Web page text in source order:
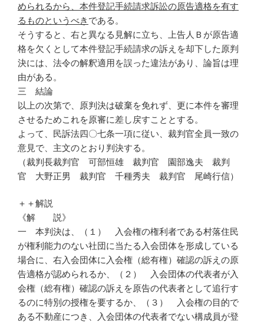
められるから、本件登記手続請求訴訟の原告適格を有す
るものというべき である。
そうすると、右と異なる見解に立ち、上告人Ｂが原告適
格を欠くとして本件登記手続請求の訴えを却下した原判
決には、法令の解釈適用を誤った違法があり、論旨は理
由がある。
三 結論
以上の次第で、原判決は破棄を免れず、更に本件を審理
させるためこれを原審に差し戻すこととする。
よって、民訴法四〇七条一項に従い、裁判官全員一致の
意見で、主文のとおり判決する。
（裁判長裁判官 可部恒雄 裁判官 園部逸夫 裁判
官 大野正男 裁判官 千種秀夫 裁判官 尾崎行信）
＋＋解説
《解 説》
一 本判決は、（１） 入会権の権利者である村落住民
が権利能力のない社団に当たる入会団体を形成している
場合に、右入会団体に入会権（総有権）確認の訴えの原
告適格が認められるか、（２） 入会団体の代表者が入
会権（総有権）確認の訴えを原告の代表者として追行す
るのに特別の授権を要するか、（３） 入会権の目的で
ある不動産につき、入会団体の代表者でない構成員が登